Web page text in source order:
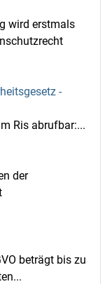
wird erstmals
-
Ris abrufbar:...
der
beträgt bis zu